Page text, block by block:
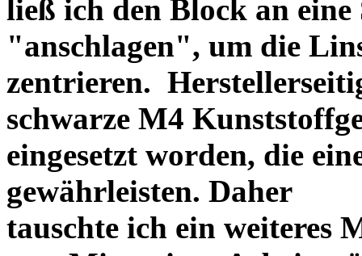
ließ ich den Block an eine
"anschlagen", um die
zentrieren.
schwarze M4
eingesetzt worden, die
gewährleisten. Daher
tauschte ich ein weiteres